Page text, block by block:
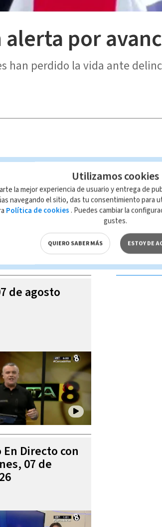
alerta por
han perdido la vida ante
esta página, mismo que es propiedad de
VIDEOS
de agosto
Directo con
07 de
Utilizamos cookies
la mejor experiencia de usuario y entrega de
navegando el sitio, das tu consentimiento para
Política de cookies . Puedes cambiar la
gustes.
QUIERO SABER MÁS ESTOY DE